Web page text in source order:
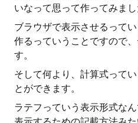
いなって思って作ってみまし
ブラウザで表示させるって
作るっていうことですので
す。
そして何より、計算式って
とができます。
ラテフっていう表示形式な